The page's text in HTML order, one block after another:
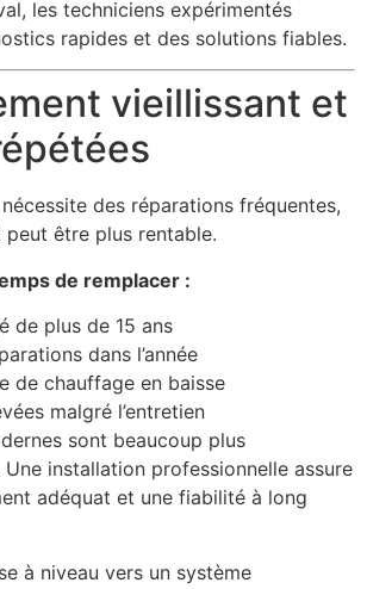
les techniciens expérimentés
rapides et des solutions fiables.
vieillissant et
des réparations fréquentes,
peut être plus rentable.
de remplacer :
de plus de 15 ans
dans l’année
de chauffage en baisse
malgré l’entretien
sont beaucoup plus
installation professionnelle assure
adéquat et une fiabilité à long
à niveau vers un système